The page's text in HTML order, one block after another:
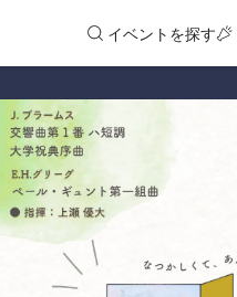
イベントを探す